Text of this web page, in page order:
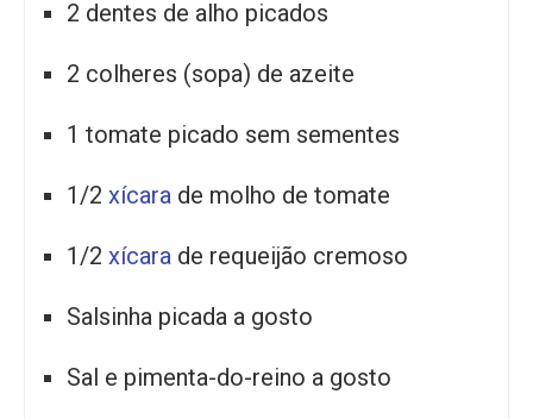
2 dentes de alho picados
2 colheres (sopa) de azeite
1 tomate picado sem sementes
1/2 xícara de molho de tomate
1/2 xícara de requeijão cremoso
Salsinha picada a gosto
Sal e pimenta-do-reino a gosto